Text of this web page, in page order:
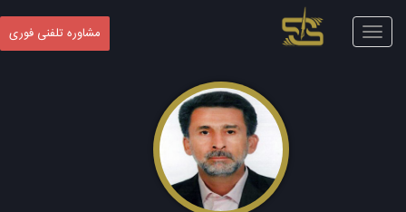
Toggle
navigation
مشاوره تلفنی فوری